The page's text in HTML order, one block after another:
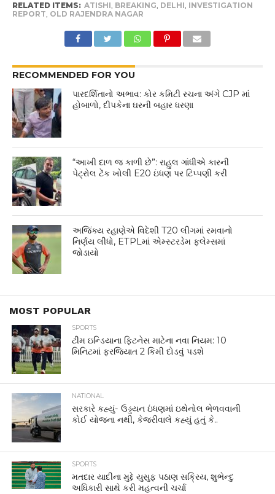
RELATED ITEMS: ATISHI, BREAKING, DELHI, INVESTIGATION
REPORT, OLD RAJENDRA NAGAR
RECOMMENDED FOR YOU
પારદર્શિતાનો અભાવ: કોર કમિટી રચના અંગે CJP માં
હોબાળો, દીપકેના ઘરની બહાર ધરણા
“આખી દાળ જ કાળી છે”: રાહુલ ગાંધીએ કારની
પેટ્રોલ ટેંક ખોલી E20 ઇંધણ પર ટિપ્પણી કરી
અજિંક્ય રહાણેએ વિદેશી T20 લીગમાં રમવાનો
નિર્ણય લીધો, ETPLમાં એમ્સ્ટરડેમ ફ્લેમ્સમાં
જોડાયો
MOST POPULAR
SPORTS
ટીમ ઇન્ડિયાના ફિટનેસ માટેના નવા નિયમ: 10
મિનિટમાં ફરજિયાત 2 કિમી દોડવું પડશે
NATIONAL
સરકારે કહ્યું- ઉડ્ડયન ઇંધણમાં ઇથેનોલ ભેળવવાની
કોઈ યોજના નથી, કેજરીવાલે કહ્યું હતું કે..
SPORTS
મતદાર યાદીના મુદ્દે યુસુફ પઠાણ સક્રિય, શુભેન્દુ
અધિકારી સાથે કરી મહત્વની ચર્ચા